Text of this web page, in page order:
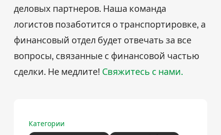
деловых партнеров. Наша команда
логистов позаботится о транспортировке, а
финансовый отдел будет отвечать за все
вопросы, связанные с финансовой частью
сделки. Не медлите! Свяжитесь с нами.
Категории